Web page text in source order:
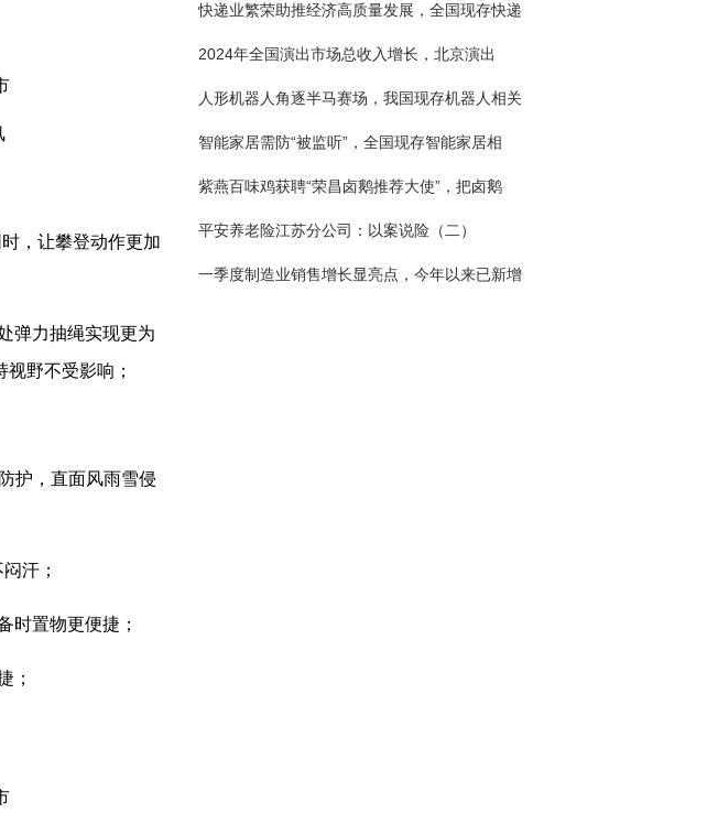
，让攀登动作更加
弹力抽绳实现更为
野不受影响；
护，直面风雨雪侵
汗；
时置物更便捷；
；
快递业繁荣助推经济高质量发展，全国现存快递
2024年全国演出市场总收入增长，北京演出
人形机器人角逐半马赛场，我国现存机器人相关
智能家居需防“被监听”，全国现存智能家居相
紫燕百味鸡获聘“荣昌卤鹅推荐大使”，把卤鹅
平安养老险江苏分公司：以案说险（二）
一季度制造业销售增长显亮点，今年以来已新增